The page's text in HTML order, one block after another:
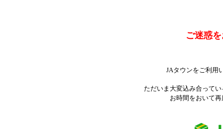
ご迷惑
JAタウンをご利用
ただいま大変込み合って
お時間をおいて